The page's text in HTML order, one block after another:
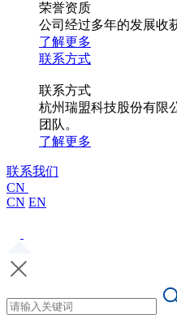
荣誉资质
公司经过多年的发展收
了解更多
联系方式
联系方式
杭州瑞盟科技股份有限
团队。
了解更多
联系我们
CN
CN EN